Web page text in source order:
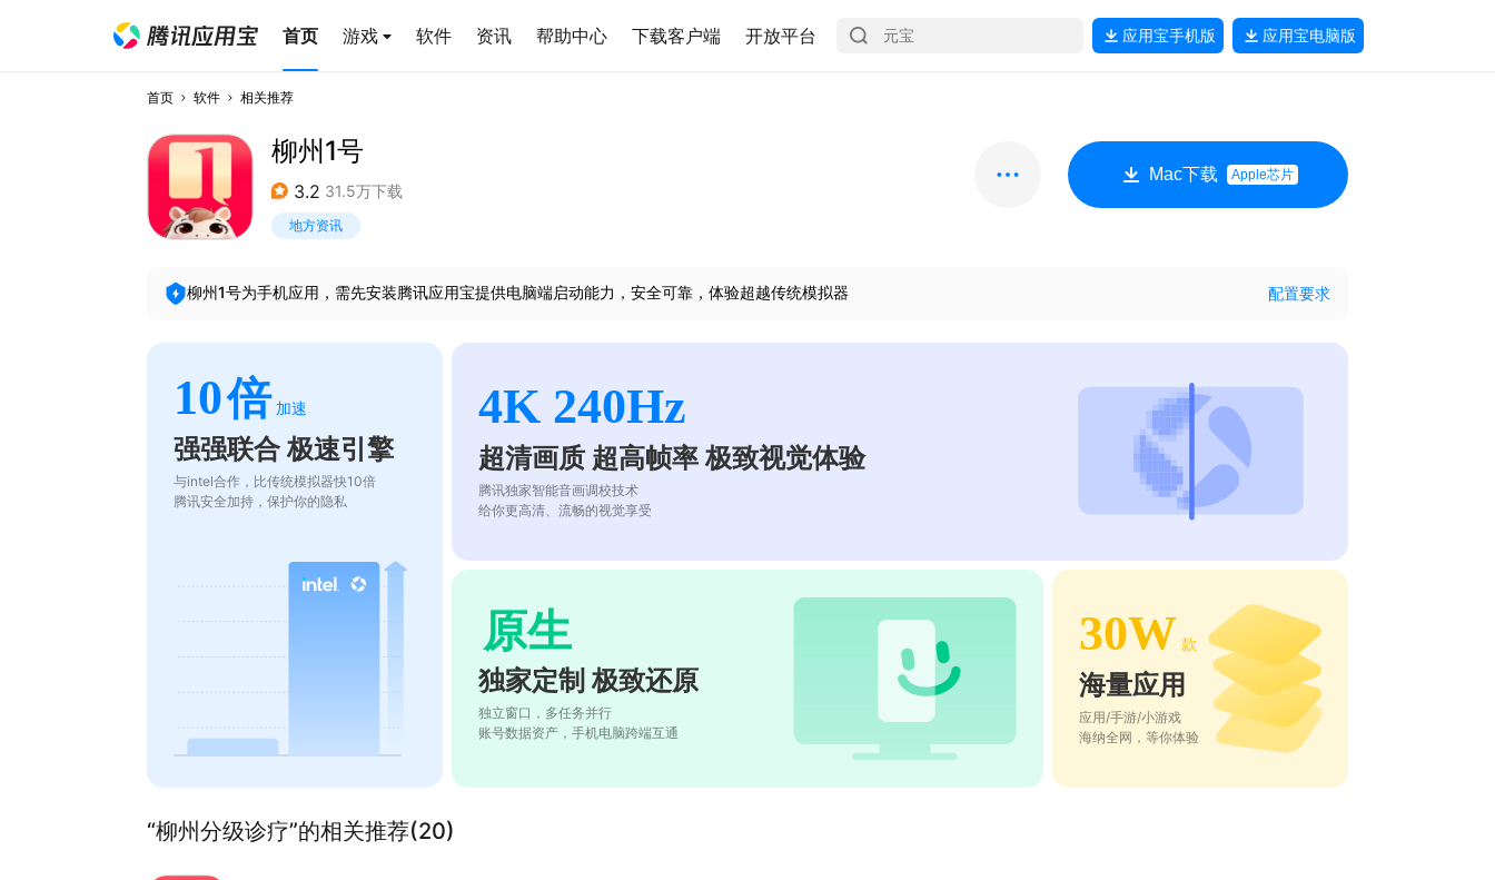
首页 游戏 软件 资讯 帮助中心 下载客户端 开放平台 应用宝手机版 应用宝电脑版
首页 软件 相关推荐
柳州1号
3.2 31.5万下载
地方资讯
Mac下载 Apple芯片
柳州1号为手机应用，需先安装腾讯应用宝提供电脑端启动能力，安全可靠，体验超越传统模拟器 配置要求
10倍 加速
强强联合 极速引擎
与intel合作，比传统模拟器快10倍
腾讯安全加持，保护你的隐私
4K 240Hz
超清画质 超高帧率 极致视觉体验
腾讯独家智能音画调校技术
给你更高清、流畅的视觉享受
原生
独家定制 极致还原
独立窗口，多任务并行
账号数据资产，手机电脑跨端互通
30W 款
海量应用
应用/手游/小游戏
海纳全网，等你体验
“柳州分级诊疗”的相关推荐(20)